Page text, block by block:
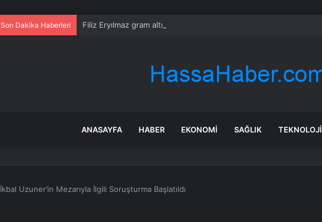
Son Dakika Haberleri Filiz Eryılmaz gram altın için rakam verdi: Yarın akşama işaret etti
ANASAYFA HABER EKONOMI SAĞLIK TEKNOLOJI
İkbal Uzuner’in Mezarıyla İlgili Soruşturma Başlatıldı